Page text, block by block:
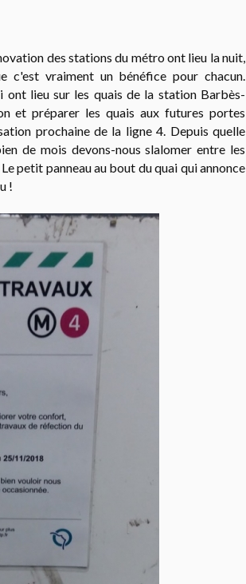
des stations du métro ont lieu la nuit,
vraiment un bénéfice pour chacun.
lieu sur les quais de la station Barbès-
et préparer les quais aux futures portes
prochaine de la ligne 4. Depuis quelle
de mois devons-nous slalomer entre les
petit panneau au bout du quai qui annonce
!